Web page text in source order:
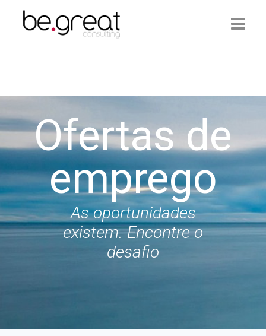
Serviços
Ofertas de Emprego
Artigos
Contactos
Login
Ofertas de
emprego
As oportunidades
existem. Encontre o
desafio